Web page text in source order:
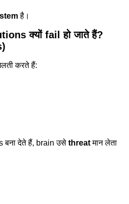
है।
क्यों fail हो जाते हैं?
करते हैं:
बना देते हैं, brain उसे threatमान लेता